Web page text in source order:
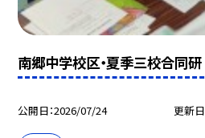
南郷中学校区・夏季三校合同研
公開日 2026/07/24 更新日